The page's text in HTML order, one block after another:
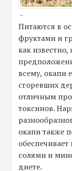
-
Питаются в
фруктами и
как
всему, окапи
сгоревших
отличным
токсинов.
окапи также
солями и
диете.